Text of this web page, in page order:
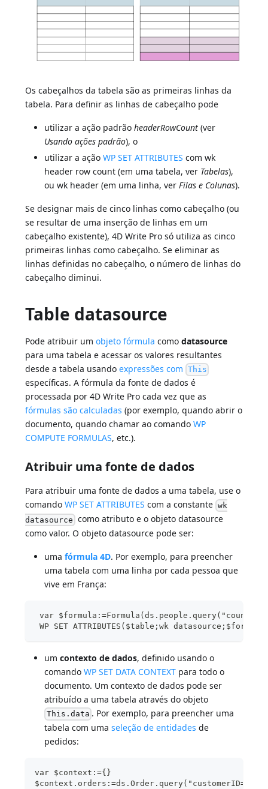
Os cabeçalhos da tabela são as primeiras linhas da
tabela. Para definir as linhas de cabeçalho pode
utilizar a ação padrãoheaderRowCount (ver
Usando ações padrão), o
utilizar a açãoWP SET ATTRIBUTES com wk
header row count (em uma tabela, ver Tabelas),
ou wk header (em uma linha, verFilas e Colunas).
Se designar mais de cinco linhas como cabeçalho (ou
se resultar de uma inserção de linhas em um
cabeçalho existente), 4D Write Pro só utiliza as cinco
primeiras linhas como cabeçalho. Se eliminar as
linhas definidas no cabeçalho, o número de linhas do
cabeçalho diminui.
Table datasource
Pode atribuir umobjeto fórmula comodatasource
para uma tabela e acessar os valores resultantes
desde a tabela usandoexpressões com This
específicas. A fórmula da fonte de dados é
processada por 4D Write Pro cada vez que as
fórmulas são calculadas (por exemplo, quando abrir o
documento, quando chamar ao comandoWP
COMPUTE FORMULAS, etc.).
Atribuir uma fonte de dados
Para atribuir uma fonte de dados a uma tabela, use o
comandoWP SET ATTRIBUTES com a constante wk
datasource como atributo e o objeto datasource
como valor. O objeto datasource pode ser:
umafórmula 4D. Por exemplo, para preencher
uma tabela com uma linha por cada pessoa que
vive em França:
var
WP SET ATTRIBUTES($table;wk
umcontexto de dados, definido usando o
comandoWP SET DATA CONTEXT para todo o
documento. Um contexto de dados pode ser
atribuído a uma tabela através do objeto
This.data . Por exemplo, para preencher uma
tabela com umaseleção de entidades de
pedidos:
var $context:={}
$context.orders:=ds.Order.query("customerID=:1";